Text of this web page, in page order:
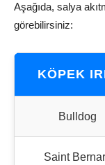
Aşağıda, salya
görebilirsiniz:
KÖPEK
Bulldog
Saint